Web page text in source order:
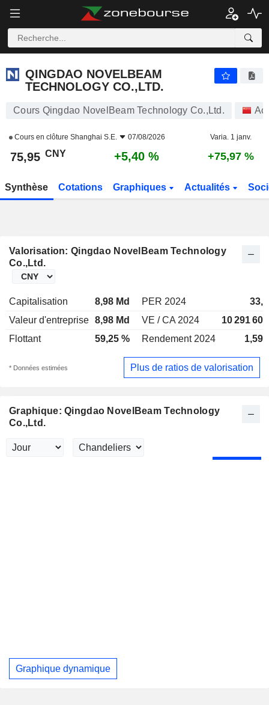
QINGDAO NOVELBEAM
TECHNOLOGY CO.,LTD.
Cours Qingdao NovelBeam Technology Co.,Ltd.
Cours en clôture Shanghai S.E. 07/08/2026 Varia. 1 janv.
75,95 CNY +5,40 % +75,97 %
Synthèse Cotations Graphiques Actualités
Valorisation: Qingdao NovelBeam Technology
Co.,Ltd.
Capitalisation 8,98 Md PER 2024
Valeur d'entreprise 8,98 Md VE / CA 2024
10 291
Flottant
59,25 % Rendement 2024 1,59
* Données estimées Plus de ratios de valorisation
Graphique: Qingdao NovelBeam Technology
Co.,Ltd.
Graphique dynamique